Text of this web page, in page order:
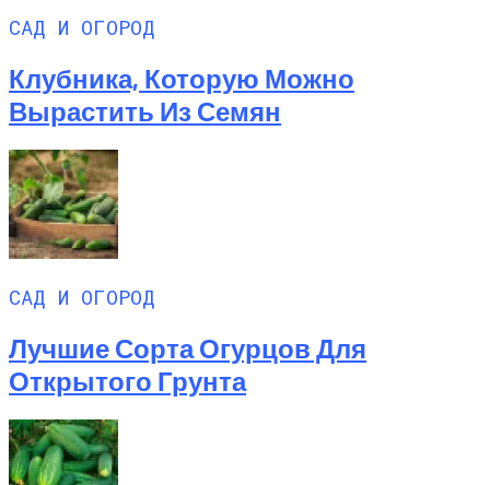
САД И ОГОРОД
Клубника, Которую Можно
Вырастить Из Семян
САД И ОГОРОД
Лучшие Сорта Огурцов Для
Открытого Грунта